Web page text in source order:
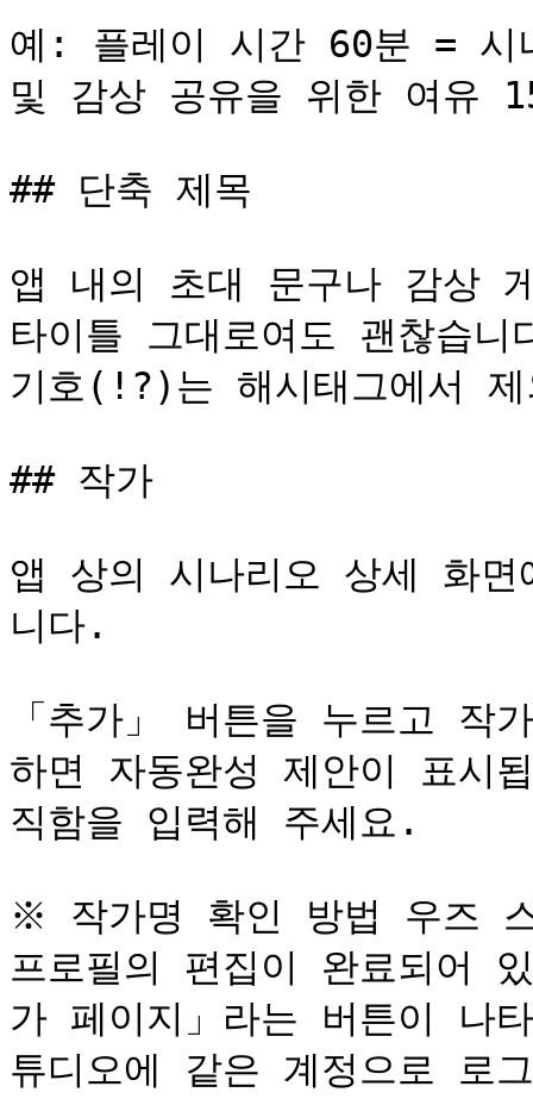
예: 플레이 시간 60분 = 시
및 감상 공유을 위한 여유
## 단축 제목
앱 내의 초대 문구나 감상
타이틀 그대로여도 괜찮
기호(!?)는 해시태그에서
## 작가
앱 상의 시나리오 상세 화
니다.
「추가」 버튼을 누르고 작
하면 자동완성 제안이 표시
직함을 입력해 주세요.
※ 작가명 확인 방법 우즈
프로필의 편집이 완료되어
가 페이지」라는 버튼이 나
튜디오에 같은 계정으로 로